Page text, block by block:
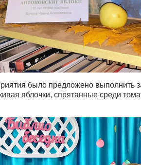
было предложено выполнить
яблочки, спрятанные среди